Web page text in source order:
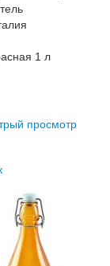
1 л
просмотр